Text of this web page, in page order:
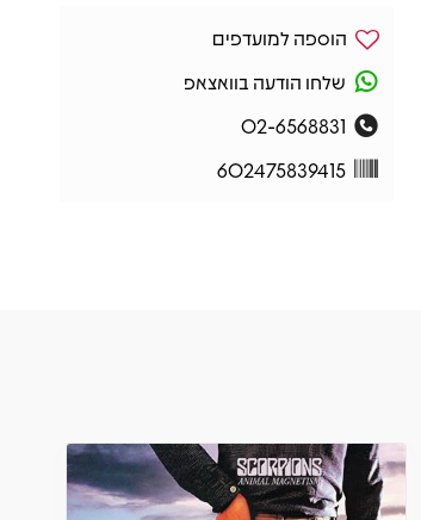
הוספה למועדפים
שלחו הודעה בוואצאפ
02-6568831
602475839415